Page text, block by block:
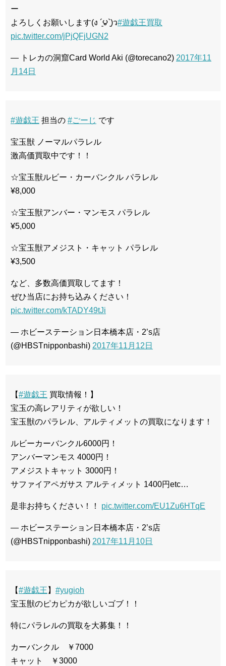
ー
よろしくお願いします(ง ´͈౪`͈)ว#遊戯王買取
pic.twitter.com/jPjQFjUGN2
— トレカの洞窟Card World Aki (@torecano2) 2017年11
月14日
#遊戯王 担当の #ごーじ です
宝玉獣 ノーマルパラレル
激高価買取中です！！
☆宝玉獣ルビー・カーバンクル パラレル
¥8,000
☆宝玉獣アンバー・マンモス パラレル
¥5,000
☆宝玉獣アメジスト・キャット パラレル
¥3,500
など、多数高価買取してます！
ぜひ当店にお持ち込みください！
pic.twitter.com/kTADY49tJi
— ホビーステーション日本橋本店・2’s店
(@HBSTnipponbashi) 2017年11月12日
【#遊戯王 買取情報！】
宝玉の高レアリティが欲しい！
宝玉獣のパラレル、アルティメットの買取になります！
ルビーカーバンクル6000円！
アンバーマンモス 4000円！
アメジストキャット 3000円！
サファイアペガサス アルティメット 1400円etc…
是非お持ちください！！ pic.twitter.com/EU1Zu6HTqE
— ホビーステーション日本橋本店・2’s店
(@HBSTnipponbashi) 2017年11月10日
【#遊戯王 】 #yugioh
宝玉獣のピカピカが欲しいゴブ！！
特にパラレルの買取を大募集！！
カーバンクル ￥7000
キャット ￥3000